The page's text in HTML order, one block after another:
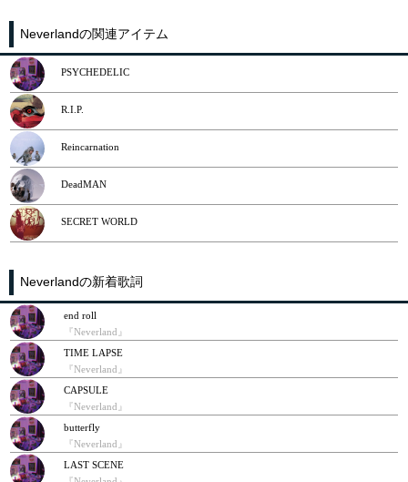
Neverlandの関連アイテム
PSYCHEDELIC
R.I.P.
Reincarnation
DeadMAN
SECRET WORLD
Neverlandの新着歌詞
end roll
『Neverland』
TIME LAPSE
『Neverland』
CAPSULE
『Neverland』
butterfly
『Neverland』
LAST SCENE